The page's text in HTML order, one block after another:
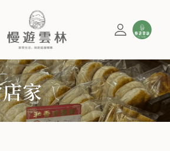
-甘苦人農村好店
海岸美景後，享用在地食材料理！
家